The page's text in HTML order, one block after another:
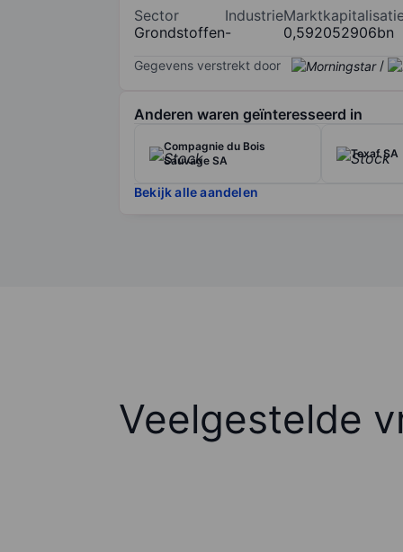
Sector
Grondstoffen
Industrie
-
0,592052906bn
Gegevens verstrekt door /
Anderen waren geïnteresseerd in
Compagnie du Bois
Sauvage SA
Texaf SA
Bekijk alle aandelen
Veelgestelde